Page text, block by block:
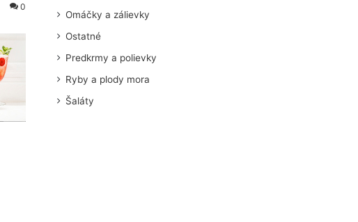
0
Omáčky a zálievky
Ostatné
Predkrmy a polievky
Ryby a plody mora
Šaláty